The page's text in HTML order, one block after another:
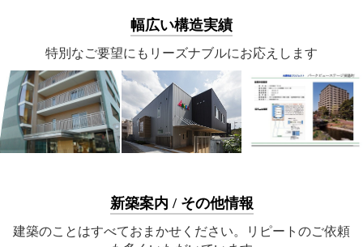
幅広い構造実績
特別なご要望にもリーズナブルにお応えします
新築案内 / その他情報
建築のことはすべておまかせください。リピートのご依頼